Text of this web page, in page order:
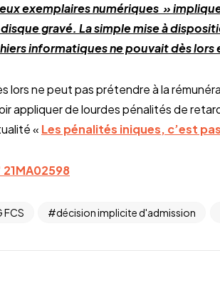
exemplaires numériques »
gravé. La simple mise à
informatiques ne pouvait dès lors
lors ne peut pas prétendre à la
appliquer de lourdes pénalités de
« Les pénalités iniques, c’est
21MA02598
FCS décision implicite d'admission